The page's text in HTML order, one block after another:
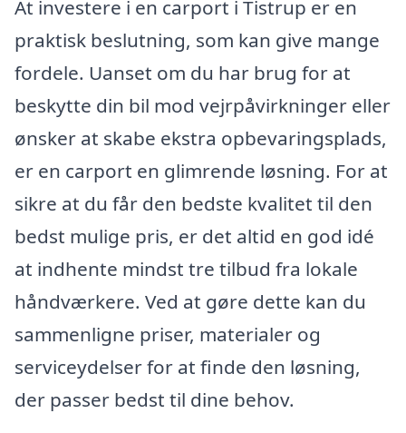
At investere i en carport i Tistrup er en
praktisk beslutning, som kan give mange
fordele. Uanset om du har brug for at
beskytte din bil mod vejrpåvirkninger eller
ønsker at skabe ekstra opbevaringsplads,
er en carport en glimrende løsning. For at
sikre at du får den bedste kvalitet til den
bedst mulige pris, er det altid en god idé
at indhente mindst tre tilbud fra lokale
håndværkere. Ved at gøre dette kan du
sammenligne priser, materialer og
serviceydelser for at finde den løsning,
der passer bedst til dine behov.